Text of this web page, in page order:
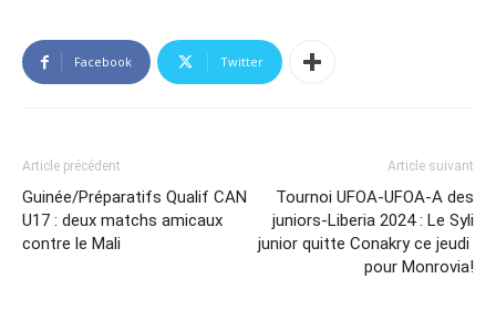
Facebook Twitter
Article précédent
Guinée/Préparatifs Qualif CAN
U17 : deux matchs amicaux
contre le Mali
Article suivant
Tournoi UFOA-UFOA-A des
juniors-Liberia 2024 : Le Syli
junior quitte Conakry ce jeudi
pour Monrovia!